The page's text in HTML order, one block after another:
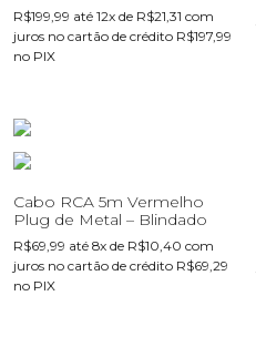
R$199,99 até 12x de R$21,31 com
juros no cartão de crédito R$197,99
no PIX
Cabo RCA 5m Vermelho
Plug de Metal – Blindado
R$69,99 até 8x de R$10,40 com
juros no cartão de crédito R$69,29
no PIX